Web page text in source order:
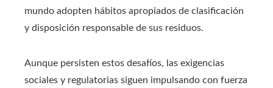
mundo adopten hábitos apropiados de clasificación
y disposición responsable de sus residuos.
Aunque persisten estos desafíos, las exigencias
sociales y regulatorias siguen impulsando con fuerza